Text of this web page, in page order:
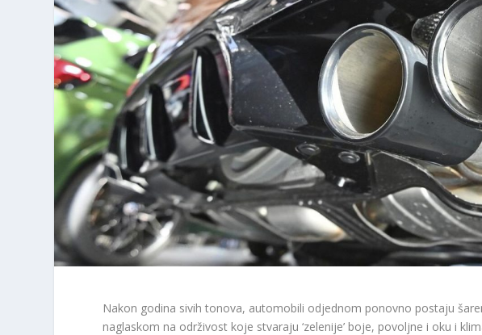
Nakon godina sivih tonova, automobili odjednom ponovno postaju
naglaskom na održivost koje stvaraju ‘zelenije’ boje, povoljne i oku i